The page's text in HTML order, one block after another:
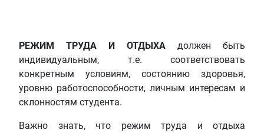
РЕЖИМ ТРУДА И ОТДЫХА должен быть
индивидуальным, т.е. соответствовать
конкретным условиям, состоянию здоровья,
уровню работоспособности, личным интересам и
склонностям студента.
Важно знать, что режим труда и отдыха